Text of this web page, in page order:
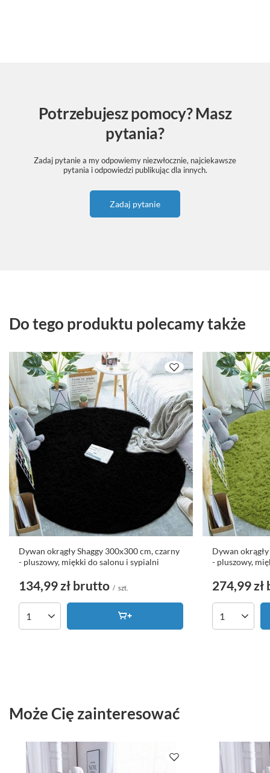
Potrzebujesz pomocy? Masz
pytania?
Zadaj pytanie a my odpowiemy niezwłocznie, najciekawsze
pytania i odpowiedzi publikując dla innych.
Zadaj pytanie
Do tego produktu polecamy także
Dywan okrągły Shaggy 300x300 cm, czarny
- pluszowy, miękki do salonu i sypialni
134,99 zł brutto / szt.
Ilość produktów
Dywan
- pluszowy,
274,99 zł
Ilość
Może Cię zainteresować